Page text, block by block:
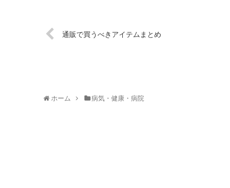
通販で買うべきアイテムまとめ
ホーム 病気・健康・病院